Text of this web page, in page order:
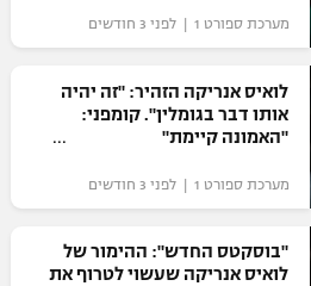
מערכת ספורט 1 | לפני 3 חודשים
לואיס אנריקה הזהיר: "זה יהיה
אותו דבר בגומלין". קומפני:
"האמונה קיימת"
מערכת ספורט 1 | לפני 3 חודשים
"בוסקטס החדש": ההימור של
לואיס אנריקה שעשוי לטרוף את